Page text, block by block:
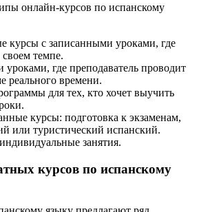
онлайн-курсов по испанскому
курсы с записанными уроками, где
темпе.
где преподаватель проводит
реального времени.
для тех, кто хочет выучить
курсы: подготовка к экзаменам,
или туристический испанский.
занятия.
курсов по испанскому